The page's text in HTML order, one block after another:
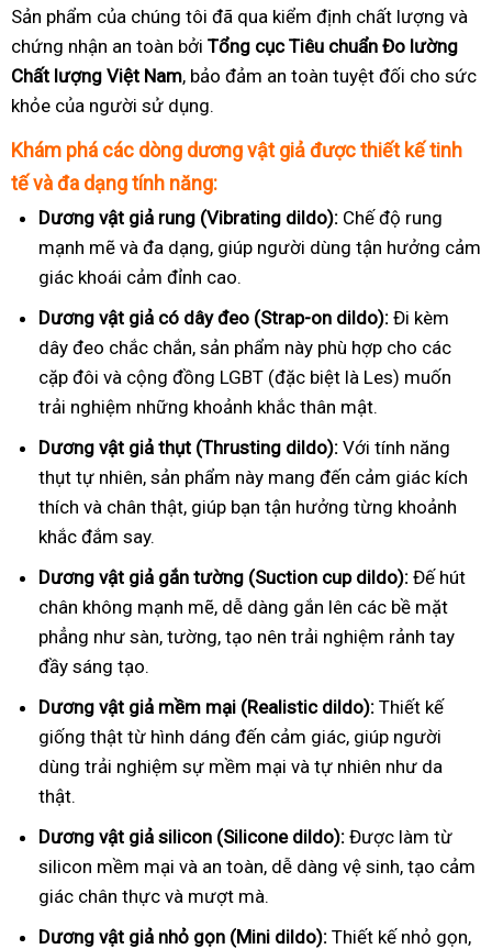
Sản phẩm của chúng tôi đã qua kiểm định chất lượng và
chứng nhận an toàn bởi Tổng cục Tiêu chuẩn Đo lường
Chất lượng Việt Nam, bảo đảm an toàn tuyệt đối cho sức
khỏe của người sử dụng.
Khám phá các dòng dương vật giả được thiết kế tinh
tế và đa dạng tính năng:
Dương vật giả rung (Vibrating dildo): Chế độ rung
mạnh mẽ và đa dạng, giúp người dùng tận hưởng cảm
giác khoái cảm đỉnh cao.
Dương vật giả có dây đeo (Strap-on dildo): Đi kèm
dây đeo chắc chắn, sản phẩm này phù hợp cho các
cặp đôi và cộng đồng LGBT (đặc biệt là Les) muốn
trải nghiệm những khoảnh khắc thân mật.
Dương vật giả thụt (Thrusting dildo): Với tính năng
thụt tự nhiên, sản phẩm này mang đến cảm giác kích
thích và chân thật, giúp bạn tận hưởng từng khoảnh
khắc đắm say.
Dương vật giả gắn tường (Suction cup dildo): Đế hút
chân không mạnh mẽ, dễ dàng gắn lên các bề mặt
phẳng như sàn, tường, tạo nên trải nghiệm rảnh tay
đầy sáng tạo.
Dương vật giả mềm mại (Realistic dildo): Thiết kế
giống thật từ hình dáng đến cảm giác, giúp người
dùng trải nghiệm sự mềm mại và tự nhiên như da
thật.
Dương vật giả silicon (Silicone dildo): Được làm từ
silicon mềm mại và an toàn, dễ dàng vệ sinh, tạo cảm
giác chân thực và mượt mà.
Dương vật giả nhỏ gọn (Mini dildo): Thiết kế nhỏ gọn,